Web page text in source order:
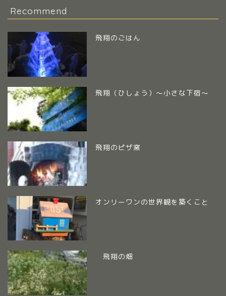
Recommend
飛翔のごはん
飛翔（ひしょう）～小さな下宿～
飛翔のピザ窯
オンリーワンの世界観を築くこと
飛翔の畑